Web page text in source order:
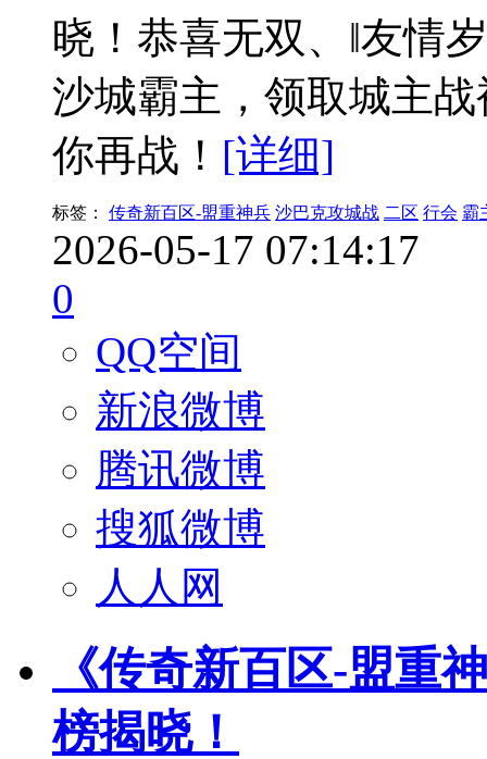
晓！恭喜无双、‖友情
沙城霸主，领取城主
你再战！ [详细]
标签： 传奇新百区-盟重神兵 沙巴克攻城战 二区 行会 霸
2026-05-17 07:14:17
0
QQ空间
新浪微博
腾讯微博
搜狐微博
人人网
《传奇新百区-盟重
榜揭晓！